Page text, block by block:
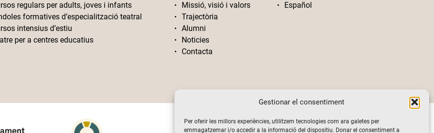
Gestionar el consentiment
Per oferir les millors experiències, utilitzem tecnologies com ara galetes per
emmagatzemar i/o accedir a la informació del dispositiu. Donar el consentiment a
regulars per adults, joves i infants
formatives d’especialització teatral
intensius d’estiu
per a centres educatius
Missió, visió i valors
Trajectòria
Alumni
Noticies
Contacta
Español